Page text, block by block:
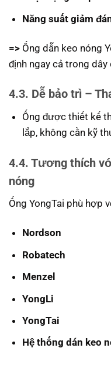
Năng suất giảm
=> Ống dẫn keo nóng
định ngay cả trong
4.3. Dễ bảo trì –
Ống được thiết kế
lắp, không cần kỹ
4.4. Tương thích
nóng
Ống YongTai phù hợp
Nordson
Robatech
Menzel
YongLi
YongTai
Hệ thống dán keo